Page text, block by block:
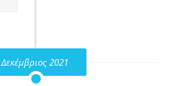
Δεκέμβριος 2021